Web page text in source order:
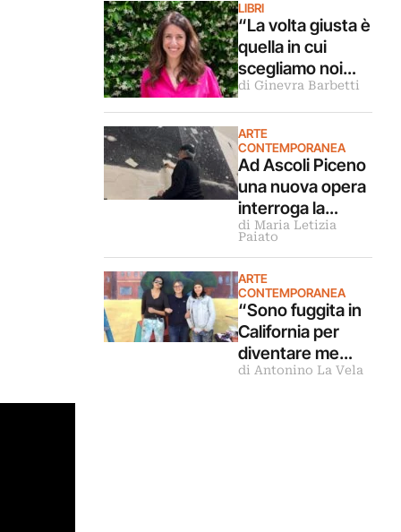
LIBRI
“La volta giusta è
quella in cui
scegliamo noi
stessi”.
Intervista alla
scrittrice
Lorenza Gentile
di Ginevra Barbetti
ARTE
CONTEMPORANEA
Ad Ascoli Piceno
una nuova opera
interroga la
Sibilla. Intervista
Galliani
di Maria Letizia
Paiato
ARTE
CONTEMPORANEA
“Sono fuggita in
California per
diventare me
stessa”.
di Antonino La Vela